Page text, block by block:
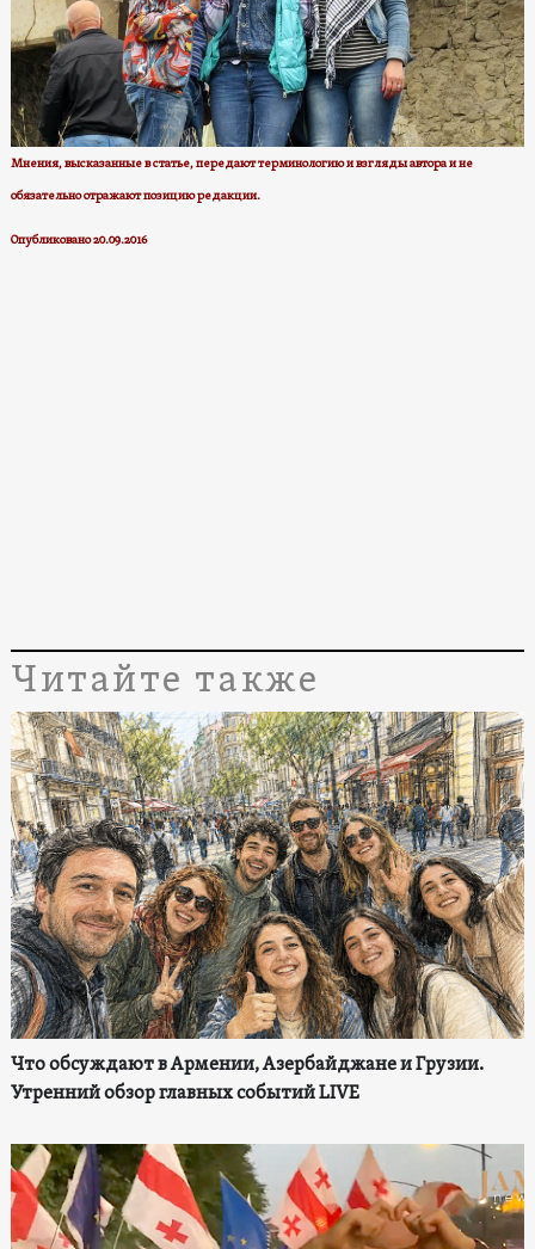
Мнения, высказанные в статье, передают терминологию и взгляды авторa и не
обязательно отражают позицию редакции.
Опубликовано 20.09.2016
Читайте также
Что обсуждают в Армении, Азербайджане и Грузии.
Утренний обзор главных событий LIVE